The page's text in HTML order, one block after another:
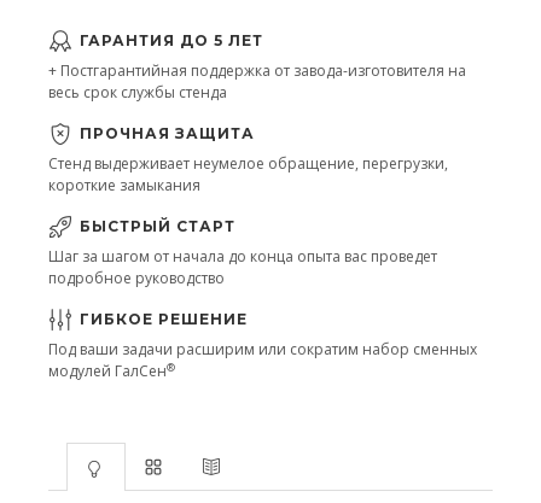
ГАРАНТИЯ ДО 5 ЛЕТ
+ Постгарантийная поддержка от завода-изготовителя на
весь срок службы стенда
ПРОЧНАЯ ЗАЩИТА
Стенд выдерживает неумелое обращение, перегрузки,
короткие замыкания
БЫСТРЫЙ СТАРТ
Шаг за шагом от начала до конца опыта вас проведет
подробное руководство
ГИБКОЕ РЕШЕНИЕ
Под ваши задачи расширим или сократим набор сменных
модулей ГалСен®